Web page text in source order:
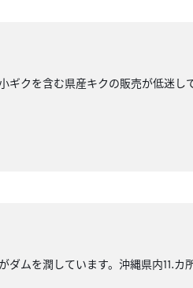
ギクを含む県産キクの販売が低迷し
ダムを潤しています。沖縄県内⒒カ